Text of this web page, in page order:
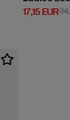
29,99 EUR
17,15 EUR
Derzeitiger